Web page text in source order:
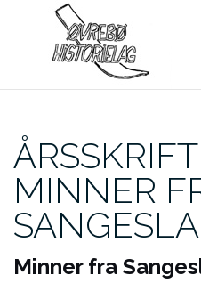
MINNER
Minner fra